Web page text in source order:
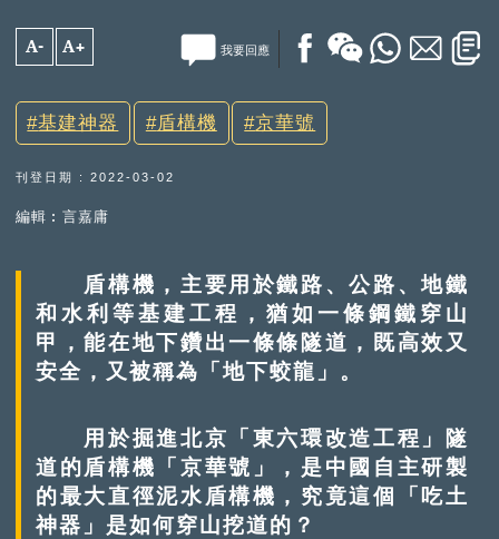
A- A+ 我要回應
基建神器 盾構機 京華號
刊登日期 : 2022-03-02
編輯︰言嘉庸
盾構機，主要用於鐵路、公路、地鐵
和水利等基建工程，猶如一條鋼鐵穿山
甲，能在地下鑽出一條條隧道，既高效又
安全，又被稱為「地下蛟龍」。
用於掘進北京「東六環改造工程」隧
道的盾構機「京華號」，是中國自主研製
的最大直徑泥水盾構機，究竟這個「吃土
神器」是如何穿山挖道的？